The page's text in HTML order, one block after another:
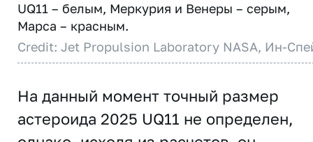
UQ11 – белым, Меркурия и Венеры – серым,
Марса – красным.
Credit: Jet Propulsion Laboratory NASA, Ин-
На данный момент точный размер
астероида 2025 UQ11 не определен,